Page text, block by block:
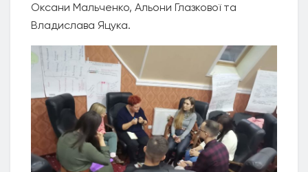
Оксани Мальченко, Альони Глазкової та
Владислава Яцука.